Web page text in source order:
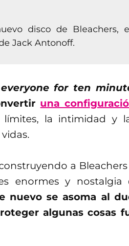
disco de Bleachers,
Jack Antonoff.
everyone for ten
una
límites, la intimidad y
a
enormes y nostalgia
nuevo se asoma al
algunas cosas